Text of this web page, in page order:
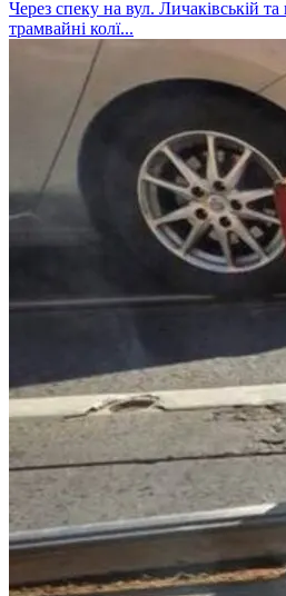
Через спеку на вул. Личаківській
трамвайні колї...